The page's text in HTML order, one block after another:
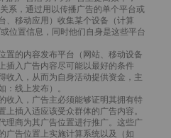
系，通过用以传播广告的单个平台或
、移动应用）收集某个设备（计算
位置信息，同时他们自身是这些平台
置的内容发布平台（网站、移动设备
插入广告内容尽可能以最好的条件
收入，从而为自身活动提供资金，主
线上发布）。
收入，广告主必须能够证明其拥有特
插入适应该受众群体的广告内容。
理商为其广告位置进行推广。这些广
广告位置上实施计算系统以及（如